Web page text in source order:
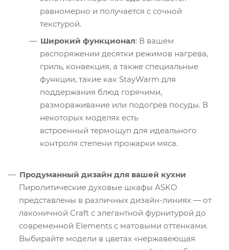
равномерно и получается с сочной
текстурой.
Широкий функционал: В вашем
распоряжении десятки режимов нагрева,
гриль, конвекция, а также специальные
функции, такие как StayWarm для
поддержания блюд горячими,
размораживание или подогрев посуды. В
некоторых моделях есть
встроенный термощуп для идеального
контроля степени прожарки мяса.
Продуманный дизайн для вашей кухни
Пиролитические духовые шкафы ASKO
представлены в различных дизайн-линиях — от
лаконичной Craft с элегантной фурнитурой до
современной Elements с матовыми оттенками.
Выбирайте модели в цветах «нержавеющая